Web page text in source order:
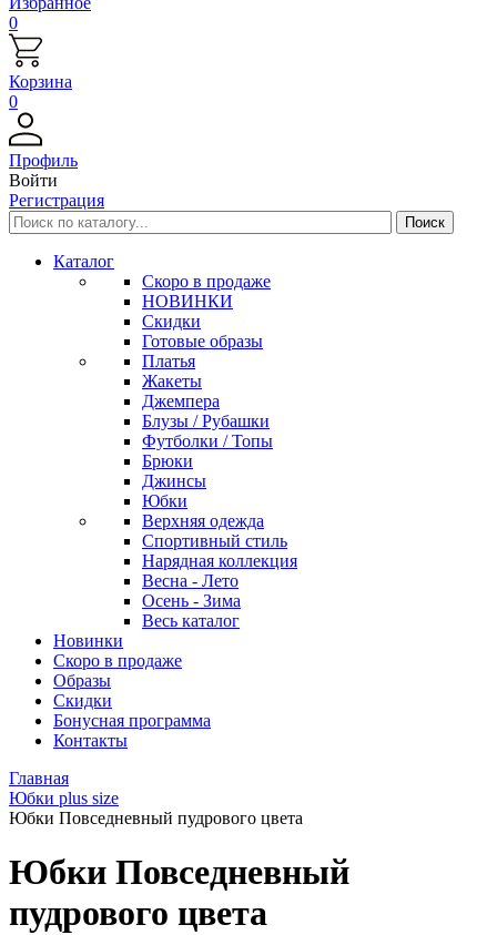
0
Корзина
0
Профиль
Войти
Регистрация
Каталог
Скоро в продаже
НОВИНКИ
Скидки
Готовые образы
Платья
Жакеты
Джемпера
Блузы / Рубашки
Футболки / Топы
Брюки
Джинсы
Юбки
Верхняя одежда
Спортивный стиль
Нарядная коллекция
Весна - Лето
Осень - Зима
Весь каталог
Новинки
Скоро в продаже
Образы
Скидки
Бонусная программа
Контакты
Главная
Юбки plus size
Юбки Повседневный пудрового цвета
Юбки Повседневный
пудрового цвета